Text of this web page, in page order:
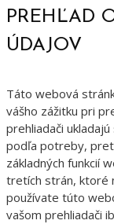
PREHĽAD
ÚDAJOV
Táto webová
vášho zážitku pri
prehliadači
podľa potreby,
základných funkcií
tretích strán, ktoré
používate túto
vašom prehliadači